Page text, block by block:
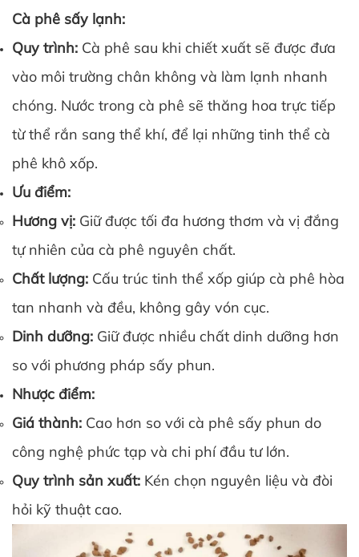
Cà phê sấy lạnh:
Quy trình: Cà phê sau khi chiết xuất sẽ được đưa
vào môi trường chân không và làm lạnh nhanh
chóng. Nước trong cà phê sẽ thăng hoa trực tiếp
từ thể rắn sang thể khí, để lại những tinh thể cà
phê khô xốp.
Ưu điểm:
Hương vị: Giữ được tối đa hương thơm và vị đắng
tự nhiên của cà phê nguyên chất.
Chất lượng: Cấu trúc tinh thể xốp giúp cà phê hòa
tan nhanh và đều, không gây vón cục.
Dinh dưỡng: Giữ được nhiều chất dinh dưỡng hơn
so với phương pháp sấy phun.
Nhược điểm:
Giá thành: Cao hơn so với cà phê sấy phun do
công nghệ phức tạp và chi phí đầu tư lớn.
Quy trình sản xuất: Kén chọn nguyên liệu và đòi
hỏi kỹ thuật cao.